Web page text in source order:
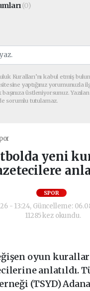
(0)
Kuralları’nı kabul etmiş
yaptığınız yorumunuzla
üstleniyorsunuz.
sorumlu tutulamaz.
yeni
SPOR
- 13:24, Güncelleme:
11285 kez okundu.
oyun
anlatıldı.
(TSYD)